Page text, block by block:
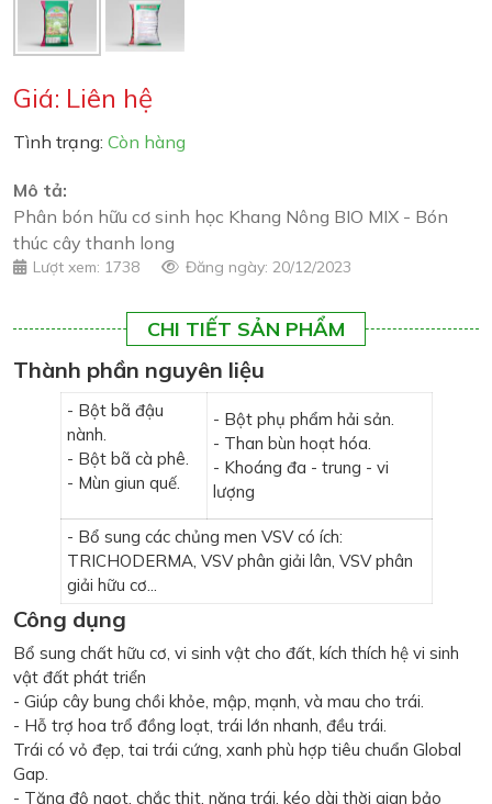
Giá: Liên hệ
Tình trạng: Còn hàng
Mô tả:
Phân bón hữu cơ sinh học Khang Nông BIO MIX - Bón
thúc cây thanh long
Lượt xem: 1738 Đăng ngày: 20/12/2023
CHI TIẾT SẢN PHẨM
Thành phần nguyên liệu
- Bột bã đậu
nành.
- Bột bã cà phê.
- Mùn giun quế.
- Bột phụ phẩm hải sản.
- Than bùn hoạt hóa.
- Khoáng đa - trung - vi
lượng
- Bổ sung các chủng men VSV có ích:
TRICHODERMA, VSV phân giải lân, VSV phân
giải hữu cơ...
Công dụng
Bổ sung chất hữu cơ, vi sinh vật cho đất, kích thích hệ vi sinh
vật đất phát triển
- Giúp cây bung chồi khỏe, mập, mạnh, và mau cho trái.
- Hỗ trợ hoa trổ đồng loạt, trái lớn nhanh, đều trái.
Trái có vỏ đẹp, tai trái cứng, xanh phù hợp tiêu chuẩn Global
Gap.
- Tăng độ ngọt, chắc thịt, nặng trái, kéo dài thời gian bảo